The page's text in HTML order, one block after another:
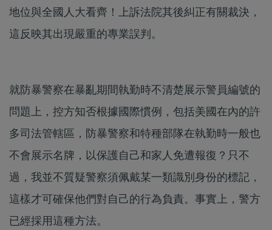
地位與全國人大看齊！上訴法院其後糾正有關裁決，
這反映其出現嚴重的專業誤判。
就防暴警察在暴亂期間執勤時不清楚展示警員編號的
問題上，控方知否根據國際慣例，包括美國在內的許
多司法管轄區，防暴警察和特種部隊在執勤時一般也
不會展示名牌，以保護自己和家人免遭報復？只不
過，我並不質疑警察須佩戴某一類識別身份的標記，
這樣才可確保他們對自己的行為負責。事實上，警方
已經採用這種方法。